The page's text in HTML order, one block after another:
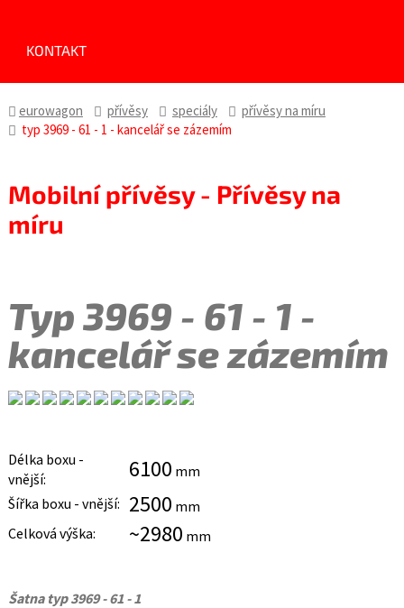
KONTAKT
eurowagon přívěsy speciály
přívěsy na míru
typ 3969 - 61 - 1 - kancelář se zázemím
Mobilní přívěsy - Přívěsy na
míru
Typ 3969 - 61 - 1 -
kancelář se zázemím
Délka boxu -
vnější:
6100 mm
Šířka boxu - vnější: 2500 mm
Celková výška:
~2980 mm
Šatna typ 3969 - 61 - 1